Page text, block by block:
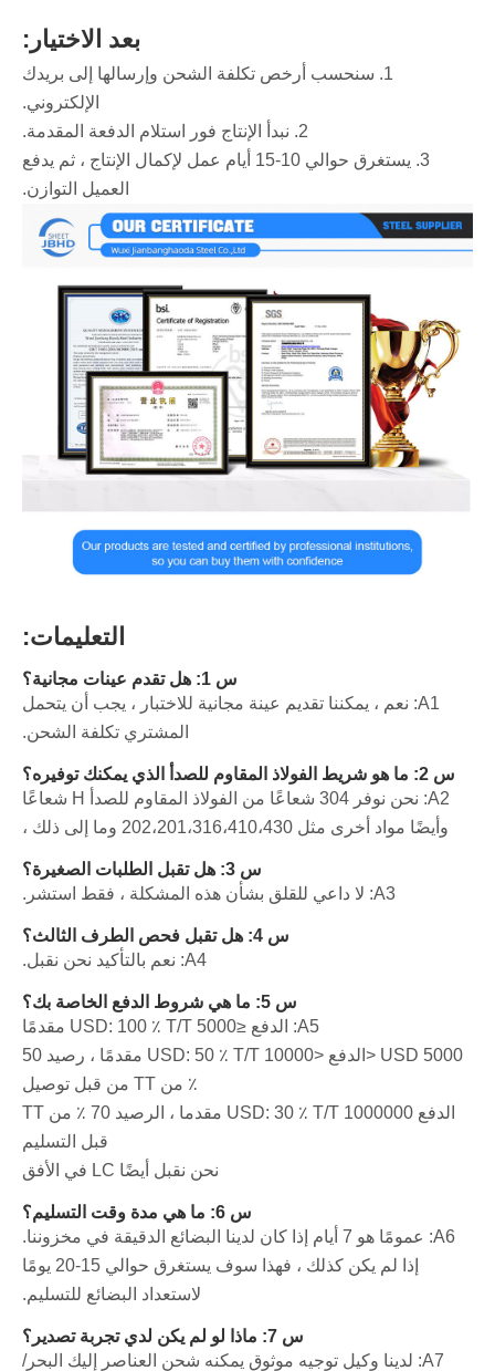
بعد الاختيار:
1. سنحسب أرخص تكلفة الشحن وإرسالها إلى بريدك
الإلكتروني.
2. نبدأ الإنتاج فور استلام الدفعة المقدمة.
3. يستغرق حوالي 10-15 أيام عمل لإكمال الإنتاج ، ثم يدفع
العميل التوازن.
التعليمات:
س 1: هل تقدم عينات مجانية؟
A1: نعم ، يمكننا تقديم عينة مجانية للاختبار ، يجب أن يتحمل
المشتري تكلفة الشحن.
س 2: ما هو شريط الفولاذ المقاوم للصدأ الذي يمكنك توفيره؟
A2: نحن نوفر 304 شعاعًا من الفولاذ المقاوم للصدأ H شعاعًا
وأيضًا مواد أخرى مثل 202،201،316،410،430 وما إلى ذلك ،
س 3: هل تقبل الطلبات الصغيرة؟
A3: لا داعي للقلق بشأن هذه المشكلة ، فقط استشر.
س 4: هل تقبل فحص الطرف الثالث؟
A4: نعم بالتأكيد نحن نقبل.
س 5: ما هي شروط الدفع الخاصة بك؟
A5: الدفع ≤5000 USD: 100 ٪ T/T مقدمًا
5000 USD <الدفع <10000 USD: 50 ٪ T/T مقدمًا ، رصيد 50
٪ من TT من قبل توصيل
الدفع 1000000 USD: 30 ٪ T/T مقدما ، الرصيد 70 ٪ من TT
قبل التسليم
نحن نقبل أيضًا LC في الأفق
س 6: ما هي مدة وقت التسليم؟
A6: عمومًا هو 7 أيام إذا كان لدينا البضائع الدقيقة في مخزوننا.
إذا لم يكن كذلك ، فهذا سوف يستغرق حوالي 15-20 يومًا
لاستعداد البضائع للتسليم.
س 7: ماذا لو لم يكن لدي تجربة تصدير؟
A7: لدينا وكيل توجيه موثوق يمكنه شحن العناصر إليك البحر/